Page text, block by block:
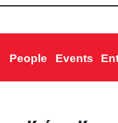
People Events